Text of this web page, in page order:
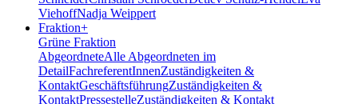
ViehoffNadja Weippert
Fraktion+
Grüne Fraktion
AbgeordneteAlle Abgeordneten im
DetailFachreferentInnenZuständigkeiten &
KontaktGeschäftsführungZuständigkeiten &
KontaktPressestelleZuständigkeiten & Kontakt